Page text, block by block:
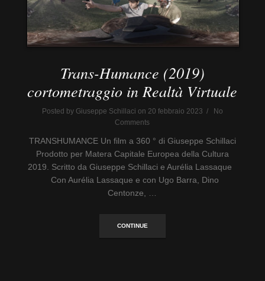
Trans-Humance (2019)
cortometraggio in Realtà Virtuale
Posted by Giuseppe Schillaci on 20 febbraio 2023 / No
Comments
TRANSHUMANCE Un film a 360 ° di Giuseppe Schillaci
Prodotto per Matera Capitale Europea della Cultura
2019. Scritto da Giuseppe Schillaci e Aurélia Lassaque
Con Aurélia Lassaque e con Ugo Barra, Dino
Centonze, …
CONTINUE